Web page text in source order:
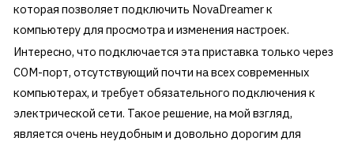
которая позволяет подключить NovaDreamer к
компьютеру для просмотра и изменения настроек.
Интересно, что подключается эта приставка только через
COM-порт, отсутствующий почти на всех современных
компьютерах, и требует обязательного подключения к
электрической сети. Такое решение, на мой взгляд,
является очень неудобным и довольно дорогим для